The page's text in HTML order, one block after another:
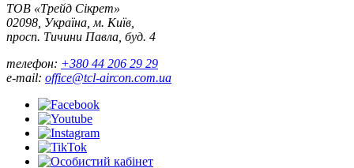
ТОВ «Трейд Сікрет»
02098, Україна, м. Київ,
просп. Тичини Павла, буд. 4
телефон: +380 44 206 29 29
e-mail: office@tcl-aircon.com.ua